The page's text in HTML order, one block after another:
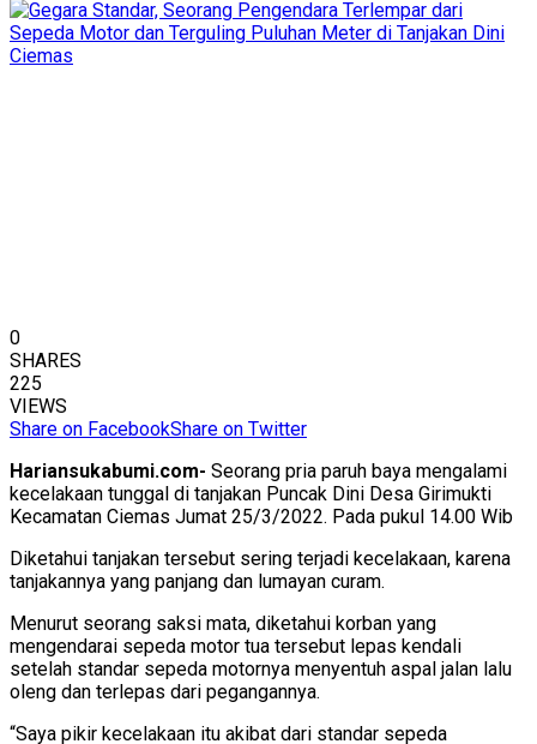
0
SHARES
225
VIEWS
Share on FacebookShare on Twitter
Hariansukabumi.com- Seorang pria paruh baya mengalami
kecelakaan tunggal di tanjakan Puncak Dini Desa Girimukti
Kecamatan Ciemas Jumat 25/3/2022. Pada pukul 14.00 Wib
Diketahui tanjakan tersebut sering terjadi kecelakaan, karena
tanjakannya yang panjang dan lumayan curam.
Menurut seorang saksi mata, diketahui korban yang
mengendarai sepeda motor tua tersebut lepas kendali
setelah standar sepeda motornya menyentuh aspal jalan lalu
oleng dan terlepas dari pegangannya.
“Saya pikir kecelakaan itu akibat dari standar sepeda